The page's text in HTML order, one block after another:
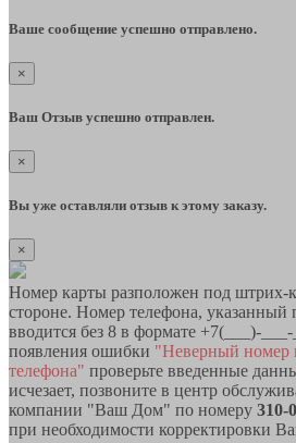
Ваше сообщение успешно отправлено.
×
Ваш Отзыв успешно отправлен.
×
Вы уже оставляли отзыв к этому заказу.
×
Номер карты разположен под штрих-
стороне. Номер телефона, указанный
вводится без 8 в формате +7(___)-
появления ошибки "Неверный номер
телефона" проверьте введенные
исчезает, позвоните в центр
компании "Ваш Дом" по номеру 310-
при необходимости корректировки